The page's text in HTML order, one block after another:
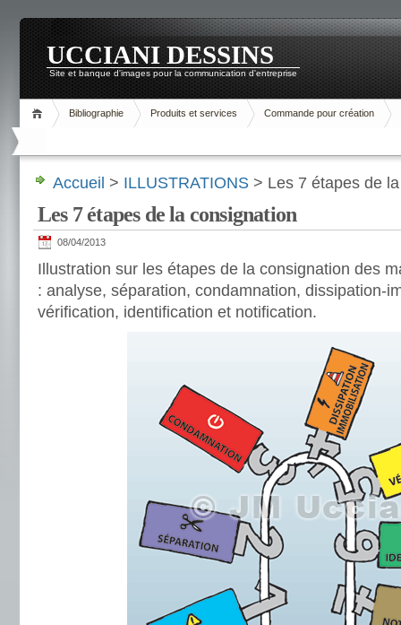
UCCIANI DESSINS
Site et banque d'images pour la communication d'entreprise
Bibliographie Produits et services Commande pour création
Accueil > ILLUSTRATIONS > Les 7 étapes de
Les 7 étapes de la consignation
08/04/2013
Illustration sur les étapes de la consignation des
: analyse, séparation, condamnation, dissipation-
vérification, identification et notification.